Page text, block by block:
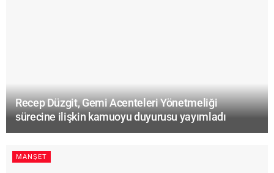
Recep Düzgit, Gemi Acenteleri Yönetmeliği
sürecine ilişkin kamuoyu duyurusu yayımladı
MANŞET